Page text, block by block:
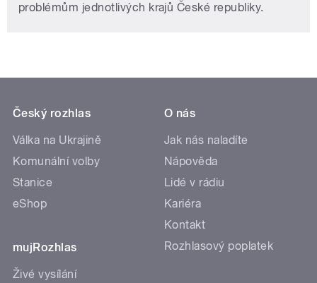
problémům jednotlivých krajů České republiky.
Český rozhlas
Válka na Ukrajině
Komunální volby
Stanice
eShop
mujRozhlas
Živé vysílání
O nás
Jak nás naladíte
Nápověda
Lidé v rádiu
Kariéra
Kontakt
Rozhlasový poplatek